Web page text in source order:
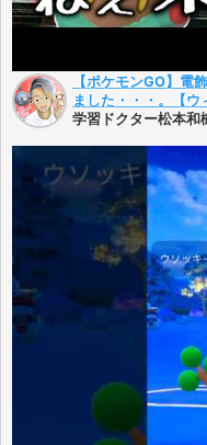
【ポケモンGO】電
ました・・・。【ウ
学習ドクター松本